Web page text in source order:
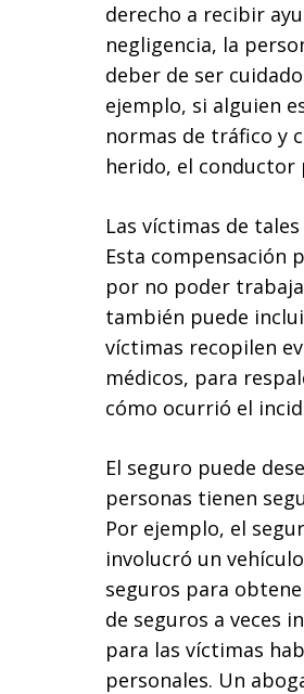
derecho a recibir
negligencia, la
deber de ser
ejemplo, si alguien
normas de tráfico y
herido, el conductor
Las víctimas de
Esta compensación
por no poder
también puede
víctimas recopilen
médicos, para
cómo ocurrió el
El seguro puede
personas tienen
Por ejemplo, el
involucró un
seguros para
de seguros a veces
para las víctimas
personales. Un